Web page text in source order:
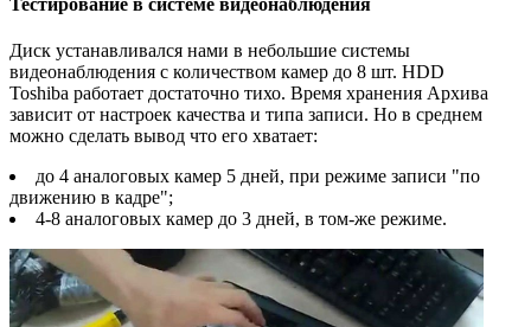
Диск устанавливался нами в небольшие системы
видеонаблюдения с количеством камер до 8 шт. HDD
Toshiba работает достаточно тихо. Время хранения Архива
зависит от настроек качества и типа записи. Но в среднем
можно сделать вывод что его хватает:
до 4 аналоговых камер 5 дней, при режиме записи "по
движению в кадре";
4-8 аналоговых камер до 3 дней, в том-же режиме.